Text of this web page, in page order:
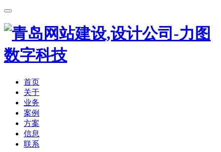
首页
关于
业务
案例
方案
信息
联系